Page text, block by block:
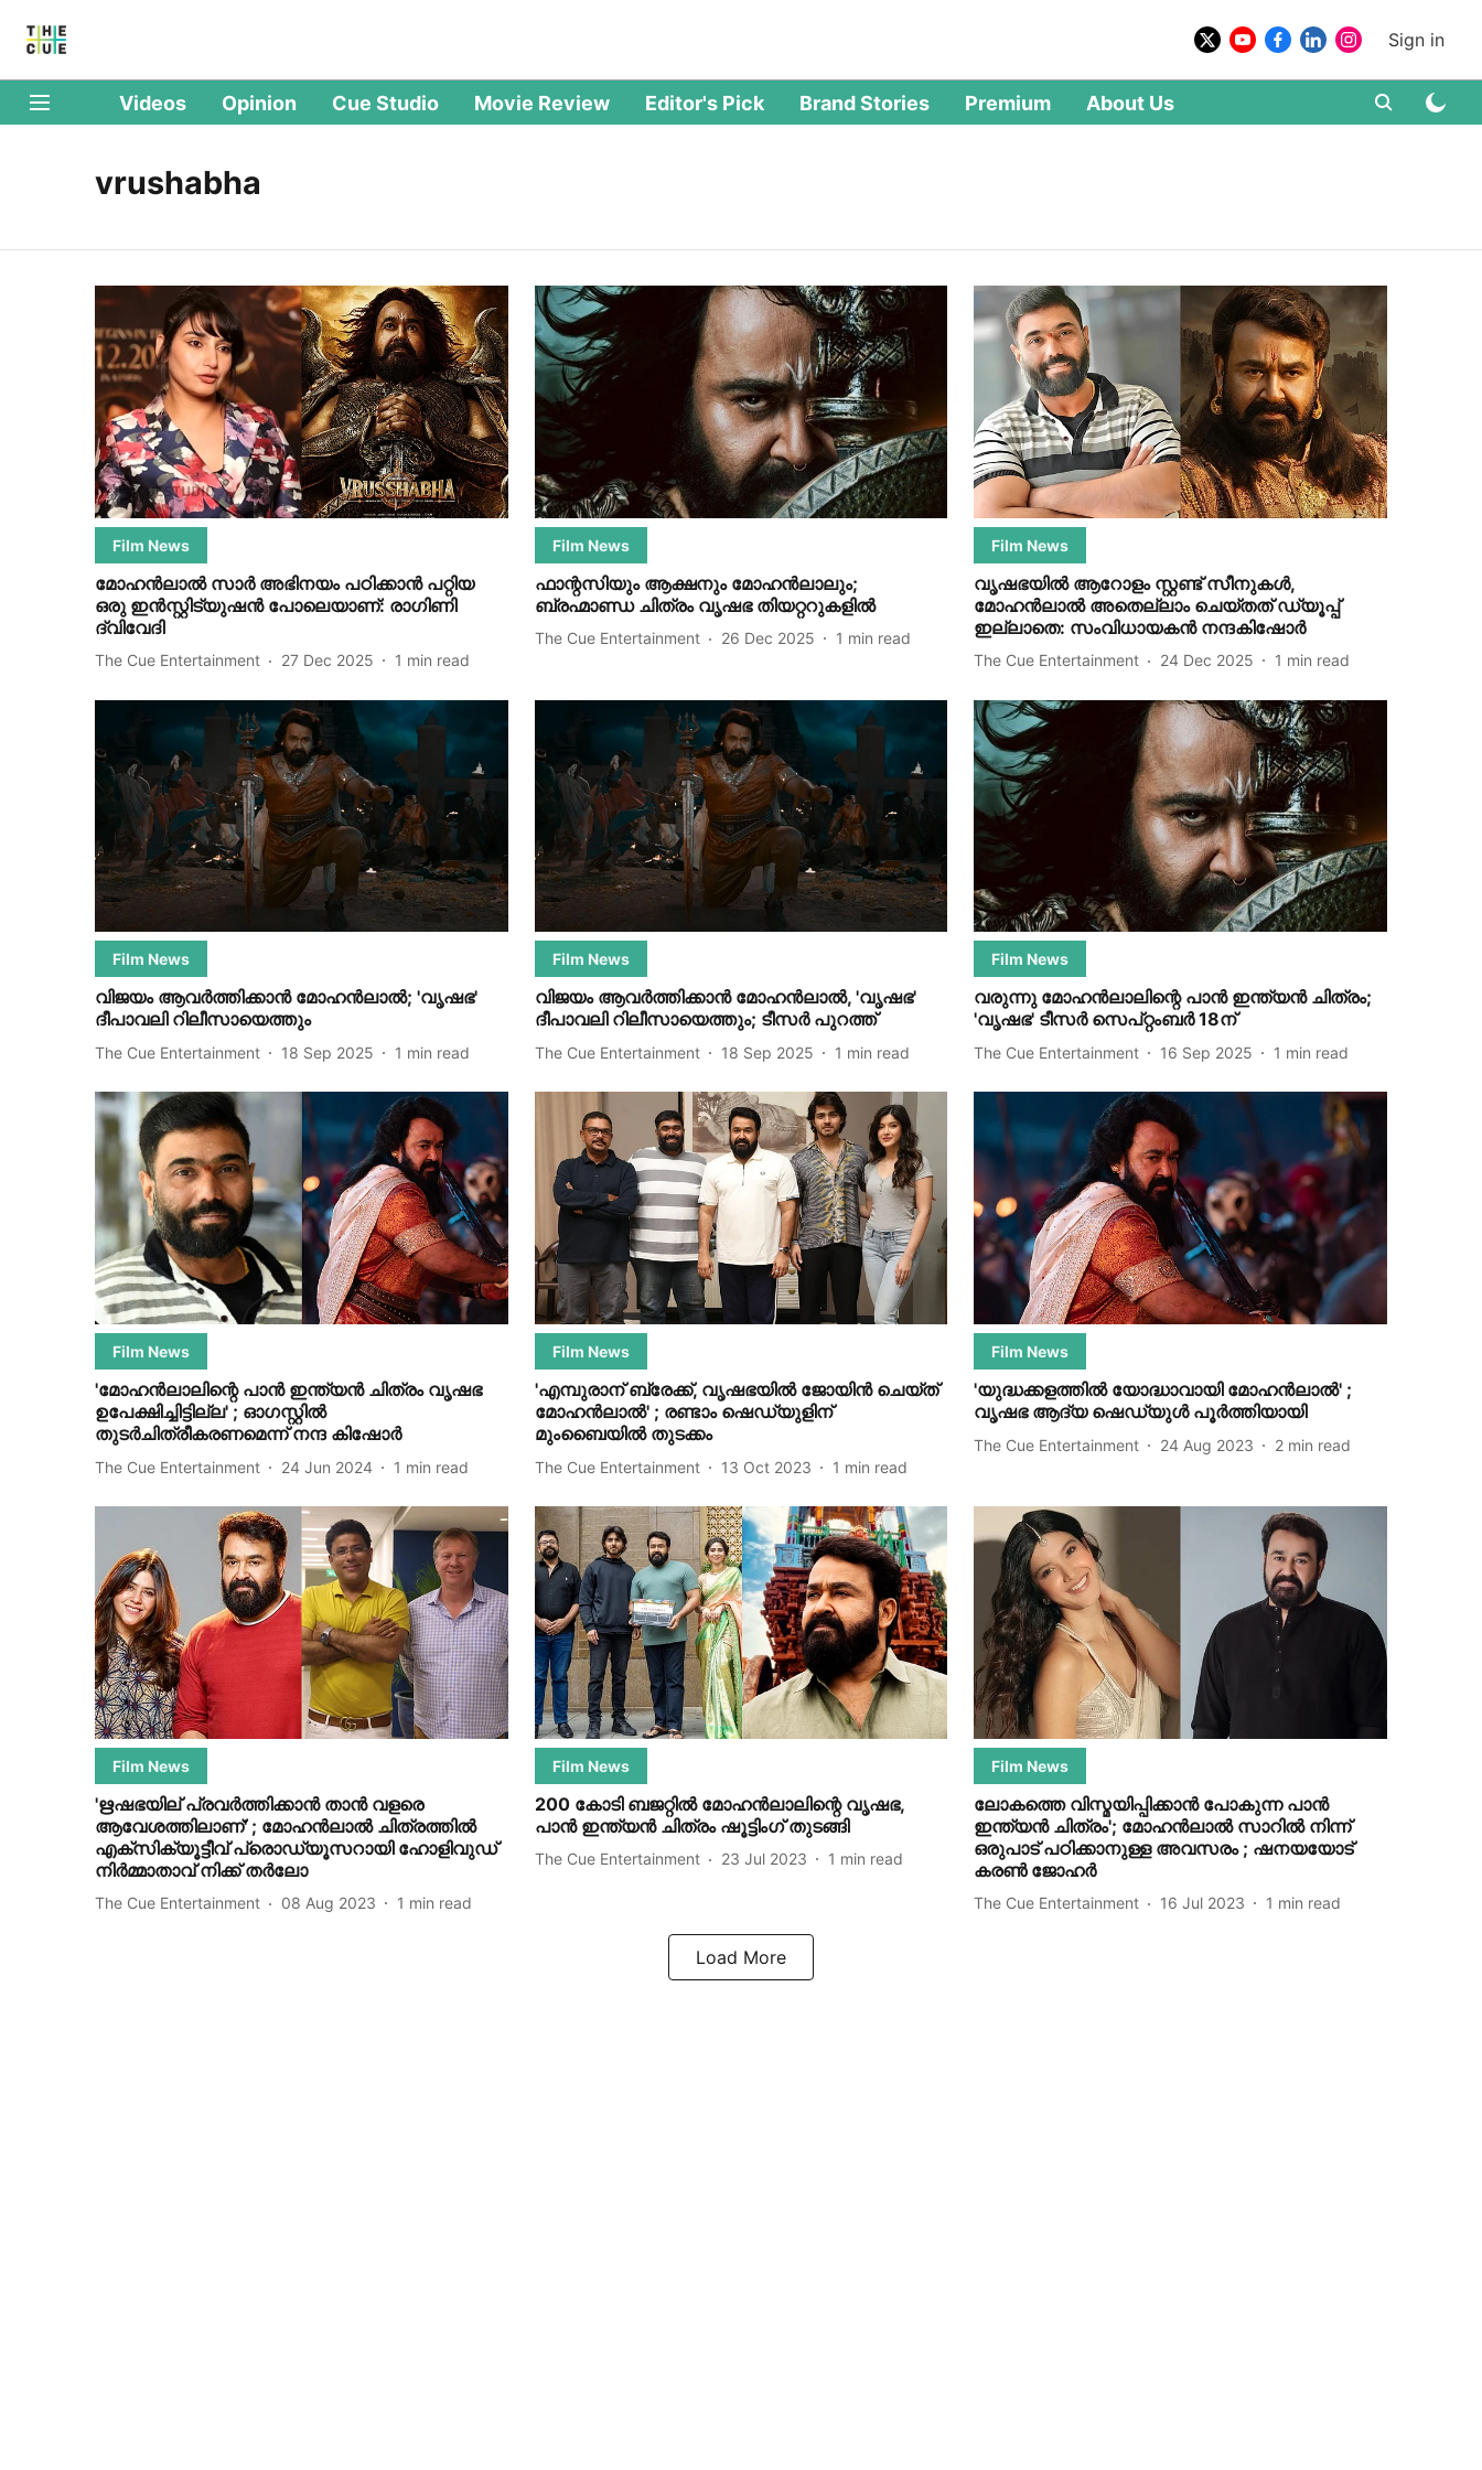
Sign in
Videos Opinion Cue Studio Movie Review Editor's Pick Brand Stories Premium About Us
vrushabha
Film News
മോഹൻലാൽ സാർ അഭിനയം പഠിക്കാന്‍ പറ്റിയ
ഒരു ഇന്‍സ്റ്റിട്യുഷൻ പോലെയാണ്: രാഗിണി
ദ്വിവേദി
The Cue Entertainment 27 Dec 2025 1 min read
Film News
ഫാന്റസിയും ആക്ഷനും മോഹൻലാലും;
ബ്രഹ്മാണ്ഡ ചിത്രം വൃഷഭ തിയറ്ററുകളിൽ
The Cue Entertainment 26 Dec 2025 1 min read
Film News
വൃഷഭയിൽ ആറോളം സ്റ്റണ്ട് സീനുകൾ,
മോഹൻലാൽ അതെല്ലാം ചെയ്തത് ഡ്യൂപ്പ്
ഇല്ലാതെ: സംവിധായകൻ നന്ദകിഷോർ
The Cue Entertainment 24 Dec 2025 1 min read
Film News
വിജയം ആവ‍ർത്തിക്കാൻ മോഹൻലാൽ; 'വ‍ൃഷഭ'
ദീപാവലി റിലീസായെത്തും
The Cue Entertainment 18 Sep 2025 1 min read
Film News
വിജയം ആവ‍ർത്തിക്കാൻ മോഹൻലാൽ, 'വ‍ൃഷഭ'
ദീപാവലി റിലീസായെത്തും; ടീസർ പുറത്ത്
The Cue Entertainment 18 Sep 2025 1 min read
Film News
വരുന്നു മോഹൻലാലിന്റെ പാൻ ഇന്ത്യൻ ചിത്രം;
'വൃഷഭ' ടീസർ സെപ്റ്റംബർ 18ന്
The Cue Entertainment 16 Sep 2025 1 min read
Film News
'മോഹൻലാലിന്റെ പാൻ ഇന്ത്യൻ ചിത്രം വൃഷഭ
ഉപേക്ഷിച്ചിട്ടില്ല' ; ഓ​ഗസ്റ്റിൽ
തുടർചിത്രീകരണമെന്ന് നന്ദ കിഷോർ
The Cue Entertainment 24 Jun 2024 1 min read
Film News
'എമ്പുരാന് ബ്രേക്ക്, വൃഷഭയിൽ ജോയിൻ ചെയ്ത്
മോഹൻലാൽ' ; രണ്ടാം ഷെഡ്യുളിന്
മുംബൈയിൽ തുടക്കം
The Cue Entertainment 13 Oct 2023 1 min read
Film News
'യുദ്ധക്കളത്തിൽ യോദ്ധാവായി മോഹൻലാൽ' ;
വൃഷഭ ആദ്യ ഷെഡ്യുൾ പൂർത്തിയായി
The Cue Entertainment 24 Aug 2023 2 min read
Film News
'ഋഷഭയില് പ്രവർത്തിക്കാൻ താൻ വളരെ
ആവേശത്തിലാണ്' ; മോഹൻലാൽ ചിത്രത്തിൽ
എക്സിക്യൂട്ടീവ് പ്രൊഡ്യൂസറായി ഹോളിവുഡ്
നിർമ്മാതാവ് നിക്ക് തർലോ
The Cue Entertainment 08 Aug 2023 1 min read
Film News
200 കോടി ബജറ്റിൽ മോഹൻലാലിന്റെ വൃഷഭ,
പാൻ ഇന്ത്യൻ ചിത്രം ഷൂട്ടിം​ഗ് തുടങ്ങി
The Cue Entertainment 23 Jul 2023 1 min read
Film News
ലോകത്തെ വിസ്മയിപ്പിക്കാൻ പോകുന്ന പാൻ
ഇന്ത്യൻ ചിത്രം'; മോഹൻലാൽ സാറിൽ നിന്ന്
ഒരുപാട് പഠിക്കാനുള്ള അവസരം ; ഷനയയോട്
കരൺ ജോഹർ
The Cue Entertainment 16 Jul 2023 1 min read
Load More